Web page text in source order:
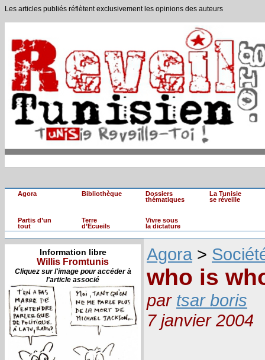
Les articles publiés réflètent exclusivement les opinions des auteurs
Agora Bibliothèque
Dossiers
thématiques
La Tunisie
se réveille
Partis d’un
tout
Terre
d’Ecueils
Vivre sous
la dictature
Information libre
Willis Fromtunis
Cliquez sur l'image pour accéder à
l'article associé
Agora >
who is
par tsar boris
7 janvier 2004